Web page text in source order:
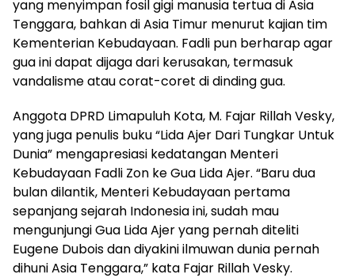
yang menyimpan fosil gigi manusia tertua di Asia
Tenggara, bahkan di Asia Timur menurut kajian tim
Kementerian Kebudayaan. Fadli pun berharap agar
gua ini dapat dijaga dari kerusakan, termasuk
vandalisme atau corat-coret di dinding gua.
Anggota DPRD Limapuluh Kota, M. Fajar Rillah Vesky,
yang juga penulis buku “Lida Ajer Dari Tungkar Untuk
Dunia” mengapresiasi kedatangan Menteri
Kebudayaan Fadli Zon ke Gua Lida Ajer. “Baru dua
bulan dilantik, Menteri Kebudayaan pertama
sepanjang sejarah Indonesia ini, sudah mau
mengunjungi Gua Lida Ajer yang pernah diteliti
Eugene Dubois dan diyakini ilmuwan dunia pernah
dihuni Asia Tenggara,” kata Fajar Rillah Vesky.